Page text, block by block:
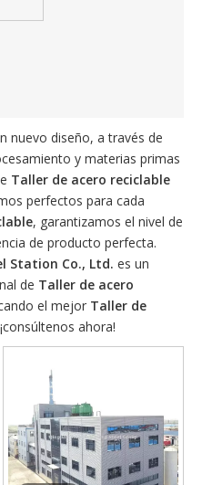
nuevo diseño, a través de
y materias primas
Taller de acero reciclable
perfectos para cada
, garantizamos el nivel de
de producto perfecta.
Station Co., Ltd. es un
de Taller de acero
el mejor Taller de
ahora!